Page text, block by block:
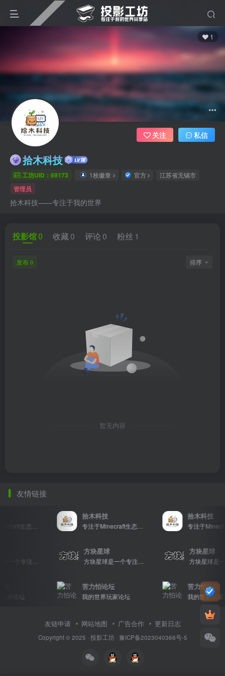
1
拾木科技
工坊UID：69173 1枚徽章 官方
江苏省无锡市
管理员
拾木科技——专注于我的世界
关注 私信
投影馆0 收藏 0 评论 0 粉丝 1
发布 0 排序
暂无内容
友情链接
专注于Minecraft生态建设
拾木科技
专注于Minecraft生态建设
拾木科技
方块星球是一个专注于我的世界的中文论坛，提供丰富的资源分享、玩家交流和创意展示，包括地图、皮肤、数据包等内容，打造Minecraft玩家的专属社区乐园！
方块星球
方块星球是一个专注于我的世界的中文论坛，提供丰富的资源分享、玩家交流和创意展示，包括地图、皮肤、数据包等内容，打造Minecraft玩家的专属社区乐园！
方块星球
家论坛
苦力怕论坛
我的世界玩家论坛
苦力怕论坛
我的世界玩家
友链申请 网站地图 广告合作 更新日志
Copyright © 2025 · 投影工坊· 豫ICP备2023040366号-5